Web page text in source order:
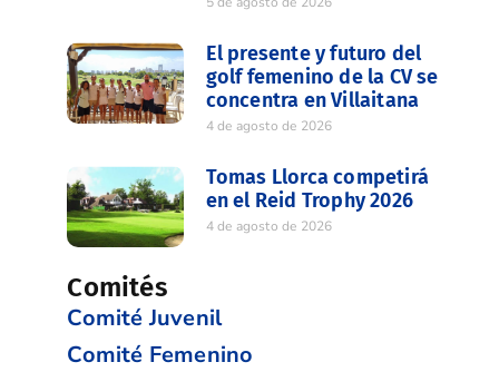
El presente y futuro del
golf femenino de la CV se
concentra en Villaitana
4 de agosto de 2026
Tomas Llorca competirá
en el Reid Trophy 2026
4 de agosto de 2026
Comités
Comité Juvenil
Comité Femenino